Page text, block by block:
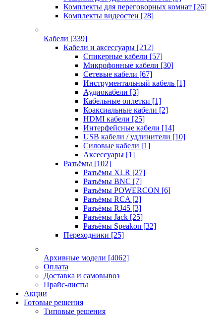
Комплекты для переговорных комнат [26]
Комплекты видеостен [28]
Кабели [339]
Кабели и аксессуары [212]
Спикерные кабели [57]
Микрофонные кабели [30]
Сетевые кабели [67]
Инструментальный кабель [1]
Аудиокабели [3]
Кабельные оплетки [1]
Коаксиальные кабели [2]
HDMI кабели [25]
Интерфейсные кабели [14]
USB кабели / удлинители [10]
Силовые кабели [1]
Аксессуары [1]
Разъёмы [102]
Разъёмы XLR [27]
Разъёмы BNC [7]
Разъёмы POWERCON [6]
Разъёмы RCA [2]
Разъёмы RJ45 [3]
Разъёмы Jack [25]
Разъёмы Speakon [32]
Переходники [25]
Архивные модели [4062]
Оплата
Доставка и самовывоз
Прайс-листы
Акции
Готовые решения
Типовые решения